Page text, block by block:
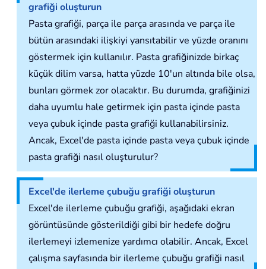
grafiği oluşturun
Pasta grafiği, parça ile parça arasında ve parça ile
bütün arasındaki ilişkiyi yansıtabilir ve yüzde oranını
göstermek için kullanılır. Pasta grafiğinizde birkaç
küçük dilim varsa, hatta yüzde 10'un altında bile olsa,
bunları görmek zor olacaktır. Bu durumda, grafiğinizi
daha uyumlu hale getirmek için pasta içinde pasta
veya çubuk içinde pasta grafiği kullanabilirsiniz.
Ancak, Excel'de pasta içinde pasta veya çubuk içinde
pasta grafiği nasıl oluşturulur?
Excel'de ilerleme çubuğu grafiği oluşturun
Excel'de ilerleme çubuğu grafiği, aşağıdaki ekran
görüntüsünde gösterildiği gibi bir hedefe doğru
ilerlemeyi izlemenize yardımcı olabilir. Ancak, Excel
çalışma sayfasında bir ilerleme çubuğu grafiği nasıl